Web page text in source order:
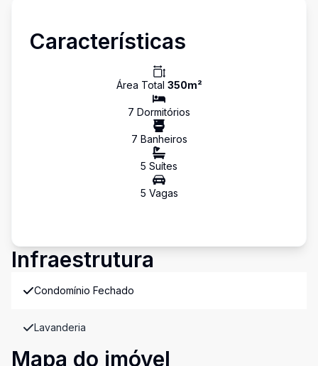
Características
Área Total 350m²
7 Dormitórios
7 Banheiros
5 Suítes
5 Vagas
Infraestrutura
Condomínio Fechado
Lavanderia
Mapa do imóvel